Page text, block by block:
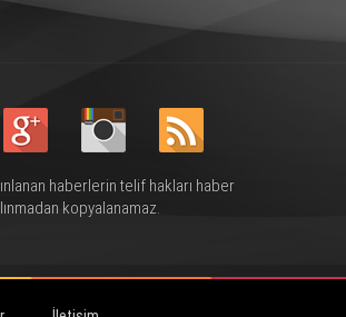
haberlerin telif hakları haber
kopyalanamaz.